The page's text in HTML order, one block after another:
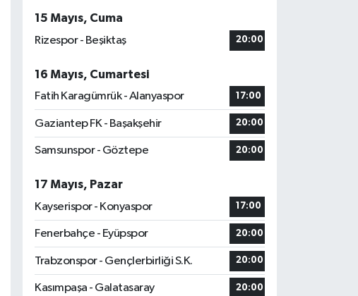
15 Mayıs, Cuma
Rizespor - Beşiktaş
20:00
16 Mayıs, Cumartesi
Fatih Karagümrük - Alanyaspor
17:00
Gaziantep FK - Başakşehir 20:00
Samsunspor - Göztepe 20:00
17 Mayıs, Pazar
Kayserispor - Konyaspor
17:00
Fenerbahçe - Eyüpspor 20:00
Trabzonspor - Gençlerbirliği S.K. 20:00
Kasımpaşa - Galatasaray 20:00